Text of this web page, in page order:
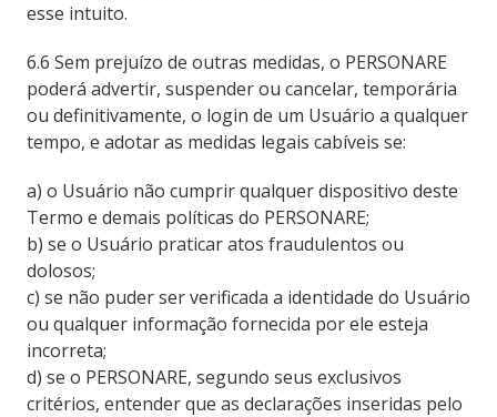
esse intuito.
6.6 Sem prejuízo de outras medidas, o PERSONARE
poderá advertir, suspender ou cancelar, temporária
ou definitivamente, o login de um Usuário a qualquer
tempo, e adotar as medidas legais cabíveis se:
a) o Usuário não cumprir qualquer dispositivo deste
Termo e demais políticas do PERSONARE;
b) se o Usuário praticar atos fraudulentos ou
dolosos;
c) se não puder ser verificada a identidade do Usuário
ou qualquer informação fornecida por ele esteja
incorreta;
d) se o PERSONARE, segundo seus exclusivos
critérios, entender que as declarações inseridas pelo